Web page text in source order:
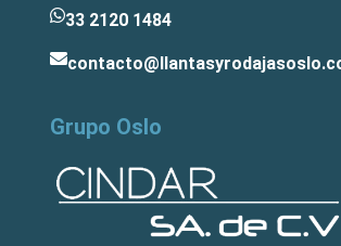
33 2120 1484
Grupo Oslo